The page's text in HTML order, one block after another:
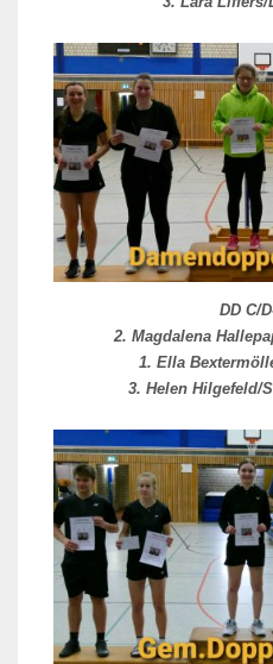
DD C/
2. Magdalena
1. Ella
3. Helen Hilgefeld/